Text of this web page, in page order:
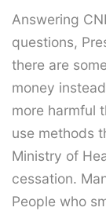
Answering
questions,
there are
money
more harmful
use methods
Ministry of
cessation.
People who